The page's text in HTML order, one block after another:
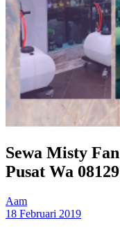
Sewa Misty
Pusat Wa
Aam
18 Februari 2019